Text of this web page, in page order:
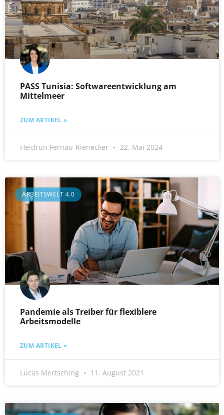
PASS Tunisia: Softwareentwicklung am
Mittelmeer
ZUM ARTIKEL »
Heidrun Fernau-Rienecker 22. Mai 2024
ARBEITSWELT 4.0
Pandemie als Treiber für flexiblere
Arbeitsmodelle
ZUM ARTIKEL »
Lucas Mertsching 11. August 2021